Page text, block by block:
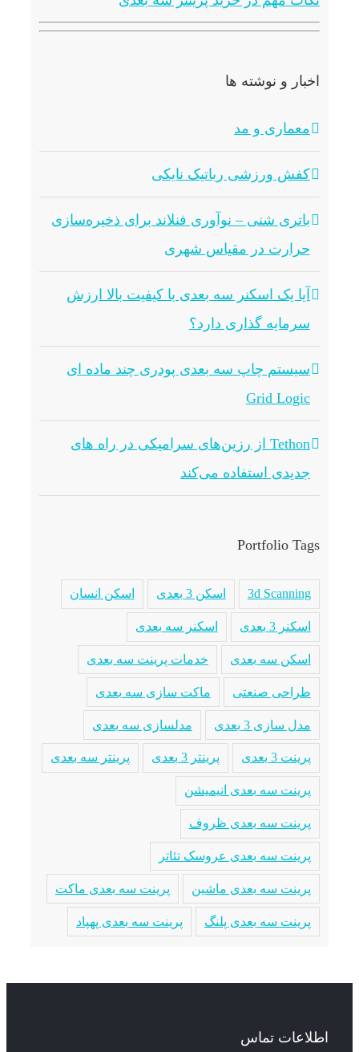
اخبار و نوشته ها
معماری و مد
کفش ورزشی رباتیک نایکی
باتری شنی – نوآوری فنلاند برای ذخیره‌سازی
حرارت در مقیاس شهری
آیا یک اسکنر سه بعدی با کیفیت بالا ارزش
سرمایه گذاری دارد؟
سیستم چاپ سه بعدی پودری چند ماده ای
Grid Logic
Tethon از رزین‌های سرامیکی در راه های
جدیدی استفاده می‌کند
Portfolio Tags
3d Scanning اسکن 3 بعدی اسکن انسان
اسکنر 3 بعدی اسکنر سه بعدی
اسکن سه بعدی خدمات پرینت سه بعدی
طراحی صنعتی ماکت سازی سه بعدی
مدل سازی 3 بعدی مدلسازی سه بعدی
پرینت 3 بعدی پرینتر 3 بعدی پرینتر سه بعدی
پرینت سه بعدی انیمیشن
پرینت سه بعدی ظروف
پرینت سه بعدی عروسک تئاتر
پرینت سه بعدی ماشین پرینت سه بعدی ماکت
پرینت سه بعدی پلنگ پرینت سه بعدی پهپاد
اطلاعات تماس